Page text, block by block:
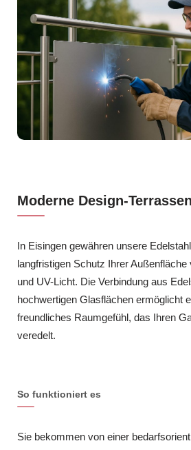
Moderne Design-
In Eisingen gewähren unsere
langfristigen Schutz Ihrer
und UV-Licht. Die Verbindung aus
hochwertigen Glasflächen ermöglicht
freundliches Raumgefühl, das Ihren
veredelt.
So funktioniert es
Sie bekommen von einer